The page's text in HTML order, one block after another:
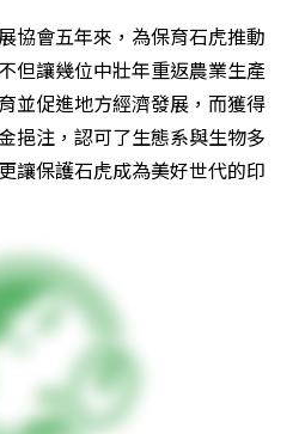
協會五年來，為保育石虎推動
但讓幾位中壯年重返農業生產
並促進地方經濟發展，而獲得
挹注，認可了生態系與生物多
讓保護石虎成為美好世代的印